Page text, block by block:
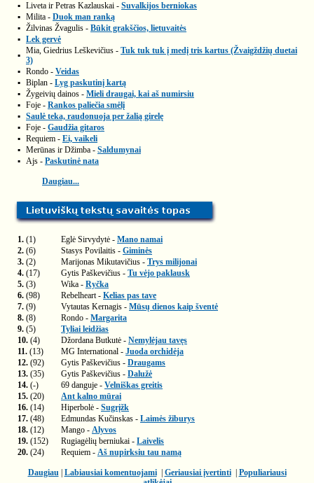
▪ Liveta ir Petras Kazlauskai - Suvalkijos berniokas
▪ Milita - Duok man ranką
▪ Žilvinas Žvagulis - Būkit grakščios, lietuvaitės
▪ Lek gervė
▪ Mia, Giedrius Leškevičius - Tuk tuk tuk į medį tris kartus (Žvaigždžių duetai
3)
▪ Rondo - Veidas
▪ Biplan - Lyg paskutinį kartą
▪ Žygeivių dainos - Mieli draugai, kai aš numirsiu
▪ Foje - Rankos paliečia smėlį
▪ Saulė teka, raudonuoja per žalią girelę
▪ Foje - Gaudžia gitaros
▪ Requiem - Ei, vaikeli
▪ Merūnas ir Džimba - Saldumynai
▪ Ajs - Paskutinė nata
Daugiau...
1. (1) Eglė Sirvydytė - Mano namai
2. (6) Stasys Povilaitis - Giminės
3. (2) Marijonas Mikutavičius - Trys milijonai
4. (17) Gytis Paškevičius - Tu vėjo paklausk
5. (3) Wika - Ryčka
6. (98) Rebelheart - Kelias pas tave
7. (9) Vytautas Kernagis - Mūsų dienos kaip šventė
8. (8) Rondo - Margarita
9. (5)
Tyliai leidžias
10. (4) Džordana Butkutė - Nemylėjau tavęs
11. (13) MG International - Juoda orchidėja
12. (92) Gytis Paškevičius - Draugams
13. (35) Gytis Paškevičius - Dalužė
14. (-) 69 danguje - Velniškas greitis
15. (20)
Ant kalno mūrai
16. (14) Hiperbolė - Sugrįžk
17. (48) Edmundas Kučinskas - Laimės žiburys
18. (12) Mango - Alyvos
19. (152) Rugiagėlių berniukai - Laivelis
20. (24) Requiem - Aš nupirksiu tau namą
Daugiau| Labiausiai komentuojami| Geriausiai įvertinti| Populiariausi